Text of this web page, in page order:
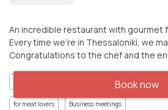
An incredible restaurant with gourmet
Every time we’re in Thessaloniki, we
Congratulations to the chef and the
Romantic Restaurant
for meat lovers Business meetings
Book now